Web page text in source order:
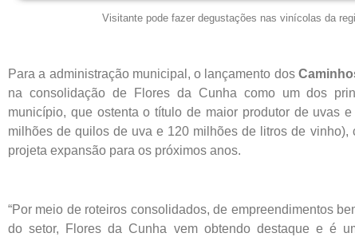
Visitante pode fazer degustações nas vinícolas da
Para a administração municipal, o lançamento dos
na consolidação de Flores da Cunha como um dos
município, que ostenta o título de maior produtor de uvas
milhões de quilos de uva e 120 milhões de litros de
projeta expansão para os próximos anos.
“Por meio de roteiros consolidados, de empreendimentos
do setor, Flores da Cunha vem obtendo destaque e é